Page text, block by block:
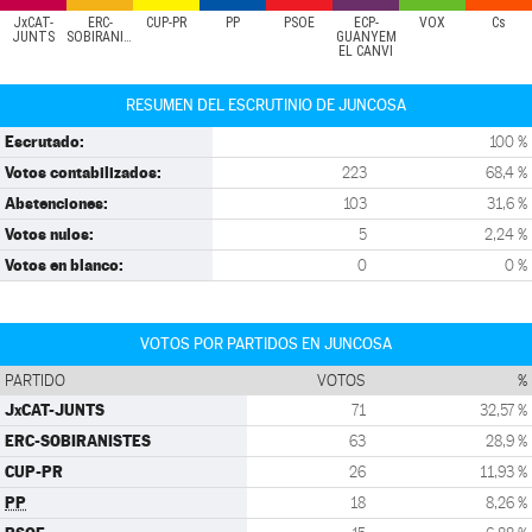
JxCAT-
JUNTS
ERC-
SOBIRANISTES
CUP-PR PP PSOE
ECP-
GUANYEM
EL CANVI
VOX Cs
RESUMEN DEL ESCRUTINIO DE JUNCOSA
Escrutado: 100 %
Votos contabilizados: 223 68,4 %
Abstenciones: 103 31,6 %
Votos nulos: 5 2,24 %
Votos en blanco: 0 0 %
VOTOS POR PARTIDOS EN JUNCOSA
PARTIDO VOTOS %
JxCAT-JUNTS 71 32,57 %
ERC-SOBIRANISTES 63 28,9 %
CUP-PR 26 11,93 %
PP 18 8,26 %